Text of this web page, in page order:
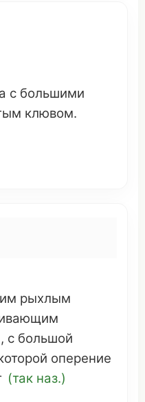
с большими
клювом.
рыхлым
, с большой
оперение
(так наз.)